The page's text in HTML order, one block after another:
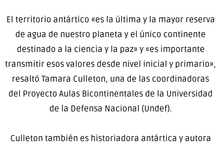
El territorio antártico «es la última y la mayor reserva
de agua de nuestro planeta y el único continente
destinado a la ciencia y la paz» y «es importante
transmitir esos valores desde nivel inicial y primario»,
resaltó Tamara Culleton, una de las coordinadoras
del Proyecto Aulas Bicontinentales de la Universidad
de la Defensa Nacional (Undef).
Culleton también es historiadora antártica y autora